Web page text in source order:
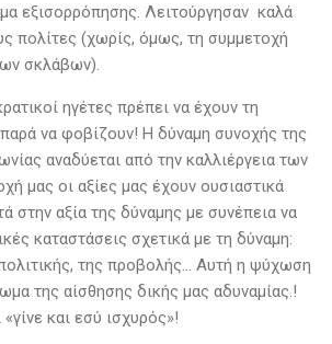
εξισορρόπησης. Λειτούργησαν καλά
πολίτες (χωρίς, όμως, τη συμμετοχή
σκλάβων).
ηγέτες πρέπει να έχουν τη
να φοβίζουν! Η δύναμη συνοχής της
αναδύεται από την καλλιέργεια των
μας οι αξίες μας έχουν ουσιαστικά
στην αξία της δύναμης με συνέπεια να
καταστάσεις σχετικά με τη δύναμη:
της προβολής... Αυτή η ψύχωση
της αίσθησης δικής μας αδυναμίας.!
και εσύ ισχυρός»!